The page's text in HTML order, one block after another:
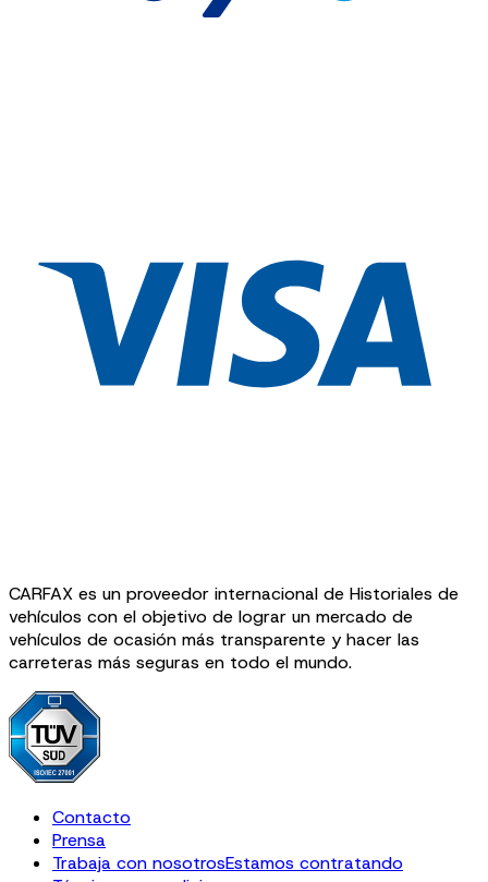
CARFAX es un proveedor internacional de Historiales de
vehículos con el objetivo de lograr un mercado de
vehículos de ocasión más transparente y hacer las
carreteras más seguras en todo el mundo.
Contacto
Prensa
Trabaja con nosotrosEstamos contratando